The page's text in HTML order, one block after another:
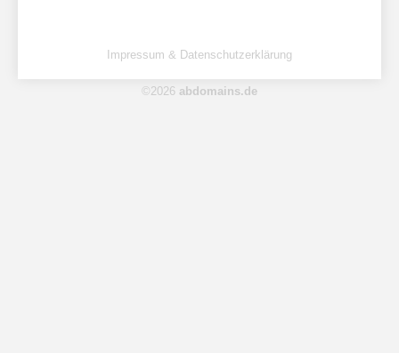
Impressum & Datenschutzerklärung
©2026 abdomains.de